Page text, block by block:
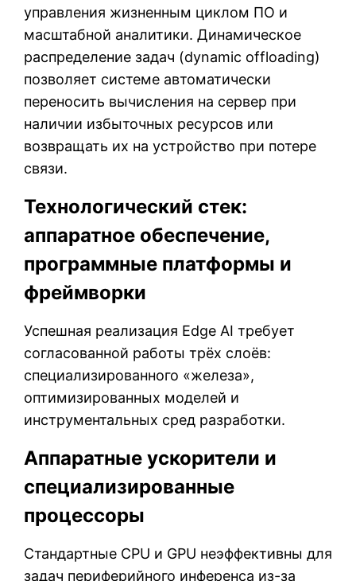
управления жизненным циклом ПО и
масштабной аналитики. Динамическое
распределение задач (dynamic offloading)
позволяет системе автоматически
переносить вычисления на сервер при
наличии избыточных ресурсов или
возвращать их на устройство при потере
связи.
Технологический стек:
аппаратное обеспечение,
программные платформы и
фреймворки
Успешная реализация Edge AI требует
согласованной работы трёх слоёв:
специализированного «железа»,
оптимизированных моделей и
инструментальных сред разработки.
Аппаратные ускорители и
специализированные
процессоры
Стандартные CPU и GPU неэффективны для
задач периферийного инференса из-за